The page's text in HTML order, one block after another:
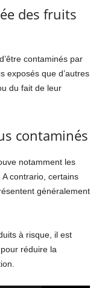
des fruits
contaminés par
exposés que d’autres
du fait de leur
contaminés
notamment les
contrario, certains
généralement
à risque, il est
réduire la